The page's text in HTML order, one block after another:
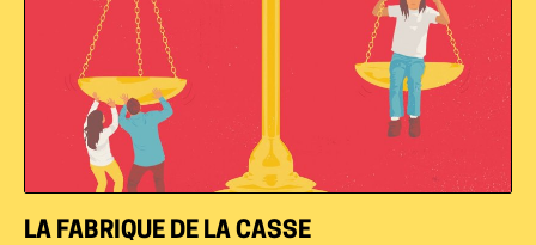
LA FABRIQUE DE LA CASSE